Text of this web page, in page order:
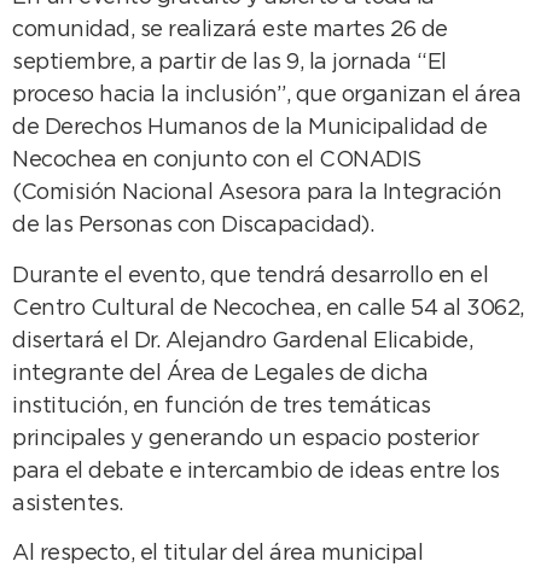
comunidad, se realizará este martes 26 de
septiembre, a partir de las 9, la jornada “El
proceso hacia la inclusión”, que organizan el área
de Derechos Humanos de la Municipalidad de
Necochea en conjunto con el CONADIS
(Comisión Nacional Asesora para la Integración
de las Personas con Discapacidad).
Durante el evento, que tendrá desarrollo en el
Centro Cultural de Necochea, en calle 54 al 3062,
disertará el Dr. Alejandro Gardenal Elicabide,
integrante del Área de Legales de dicha
institución, en función de tres temáticas
principales y generando un espacio posterior
para el debate e intercambio de ideas entre los
asistentes.
Al respecto, el titular del área municipal